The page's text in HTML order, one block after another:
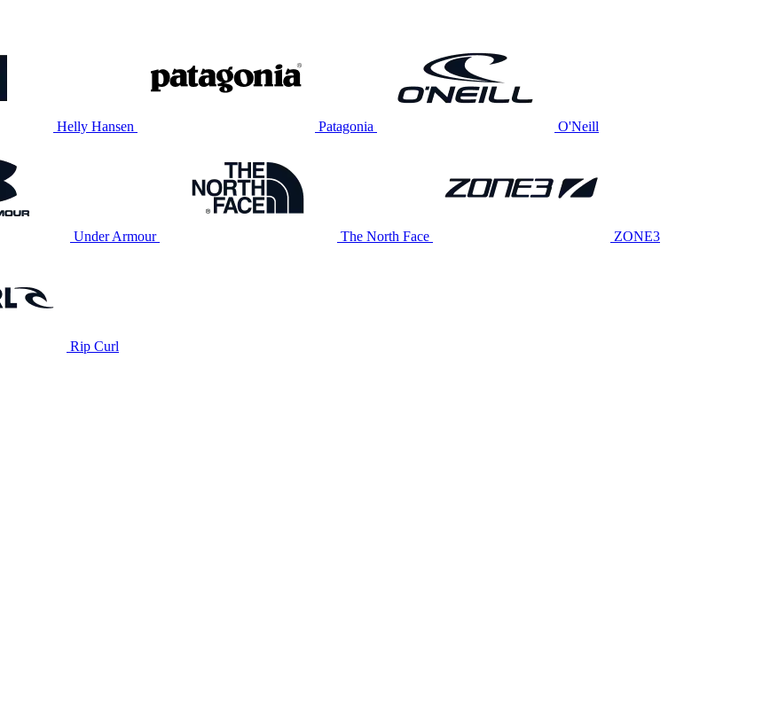
Helly Hansen Patagonia O'Neill
Under Armour The North Face ZONE3
Rip Curl